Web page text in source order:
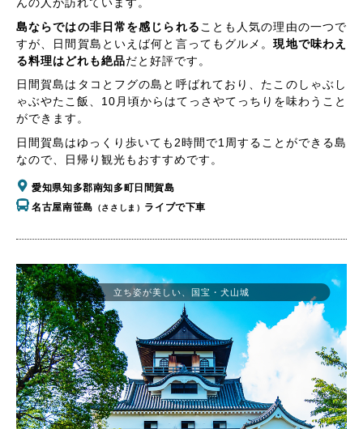
んの人が訪れています。
島ならではの非日常を感じられる ことも人気の理由の一つで
すが、日間賀島といえば何と言ってもグルメ。現地で味わえ
る料理はどれも絶品だと好評です。
日間賀島はタコとフグの島と呼ばれており、たこのしゃぶし
ゃぶやたこ飯、10月頃からはてっさやてっちりを味わうこと
ができます。
日間賀島はゆっくり歩いても2時間で1周することができる島
なので、日帰り観光もおすすめです。
愛知県知多郡南知多町日間賀島
名古屋南笹島 （ささしま） ライブで下車
立ち姿が美しい、国宝・犬山城